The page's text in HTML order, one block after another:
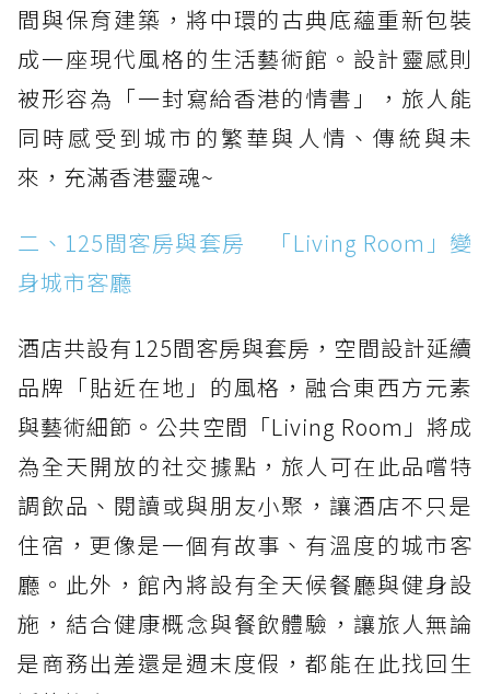
間與保育建築，將中環的古典底蘊重新包裝
成一座現代風格的生活藝術館。設計靈感則
被形容為「一封寫給香港的情書」，旅人能
同時感受到城市的繁華與人情、傳統與未
來，充滿香港靈魂~
二、125間客房與套房 「Living Room」變
身城市客廳
酒店共設有125間客房與套房，空間設計延續
品牌「貼近在地」的風格，融合東西方元素
與藝術細節。公共空間「Living Room」將成
為全天開放的社交據點，旅人可在此品嚐特
調飲品、閱讀或與朋友小聚，讓酒店不只是
住宿，更像是一個有故事、有溫度的城市客
廳。此外，館內將設有全天候餐廳與健身設
施，結合健康概念與餐飲體驗，讓旅人無論
是商務出差還是週末度假，都能在此找回生